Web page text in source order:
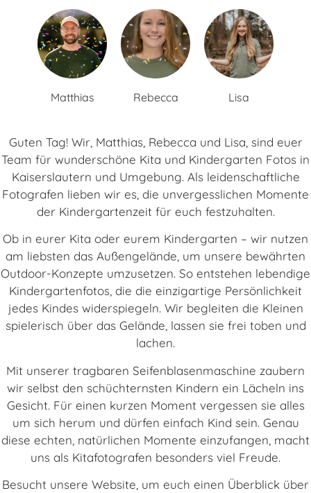
Matthias Rebecca Lisa
Guten Tag! Wir, Matthias, Rebecca und Lisa, sind euer
Team für wunderschöne Kita und Kindergarten Fotos in
Kaiserslautern und Umgebung. Als leidenschaftliche
Fotografen lieben wir es, die unvergesslichen Momente
der Kindergartenzeit für euch festzuhalten.
Ob in eurer Kita oder eurem Kindergarten – wir nutzen
am liebsten das Außengelände, um unsere bewährten
Outdoor-Konzepte umzusetzen. So entstehen lebendige
Kindergartenfotos, die die einzigartige Persönlichkeit
jedes Kindes widerspiegeln. Wir begleiten die Kleinen
spielerisch über das Gelände, lassen sie frei toben und
lachen.
Mit unserer tragbaren Seifenblasenmaschine zaubern
wir selbst den schüchternsten Kindern ein Lächeln ins
Gesicht. Für einen kurzen Moment vergessen sie alles
um sich herum und dürfen einfach Kind sein. Genau
diese echten, natürlichen Momente einzufangen, macht
uns als Kitafotografen besonders viel Freude.
Besucht unsere Website, um euch einen Überblick über